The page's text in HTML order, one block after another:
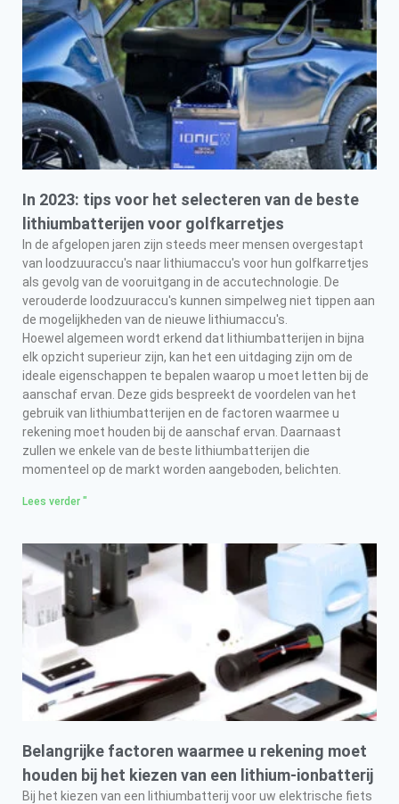
In 2023: tips voor het selecteren van de beste
lithiumbatterijen voor golfkarretjes
In de afgelopen jaren zijn steeds meer mensen overgestapt
van loodzuuraccu's naar lithiumaccu's voor hun golfkarretjes
als gevolg van de vooruitgang in de accutechnologie. De
verouderde loodzuuraccu's kunnen simpelweg niet tippen aan
de mogelijkheden van de nieuwe lithiumaccu's.
Hoewel algemeen wordt erkend dat lithiumbatterijen in bijna
elk opzicht superieur zijn, kan het een uitdaging zijn om de
ideale eigenschappen te bepalen waarop u moet letten bij de
aanschaf ervan. Deze gids bespreekt de voordelen van het
gebruik van lithiumbatterijen en de factoren waarmee u
rekening moet houden bij de aanschaf ervan. Daarnaast
zullen we enkele van de beste lithiumbatterijen die
momenteel op de markt worden aangeboden, belichten.
Lees verder "
Belangrijke factoren waarmee u rekening moet
houden bij het kiezen van een lithium-ionbatterij
Bij het kiezen van een lithiumbatterij voor uw elektrische fiets